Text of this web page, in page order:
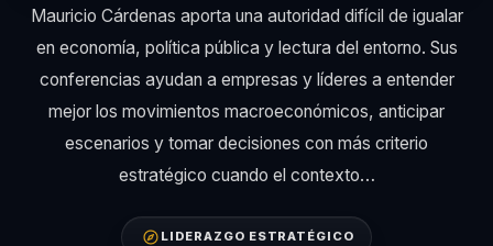
Mauricio Cárdenas aporta una autoridad difícil de igualar
en economía, política pública y lectura del entorno. Sus
conferencias ayudan a empresas y líderes a entender
mejor los movimientos macroeconómicos, anticipar
escenarios y tomar decisiones con más criterio
estratégico cuando el contexto…
LIDERAZGO ESTRATÉGICO